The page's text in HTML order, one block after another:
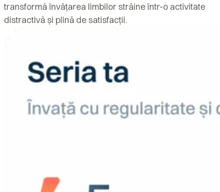
transformă învățarea limbilor străine într-o activitate
distractivă și plină de satisfacții.